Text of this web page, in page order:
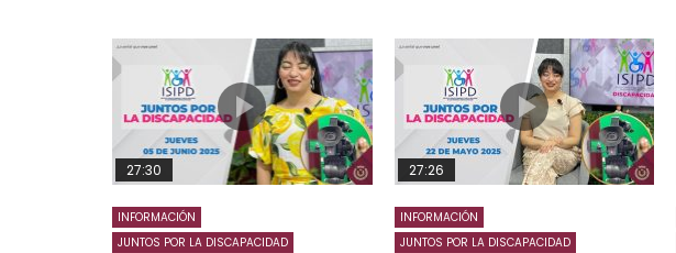
27:30
INFORMACIÓN
JUNTOS POR LA DISCAPACIDAD
27:26
INFORMACIÓN
JUNTOS POR LA DISCAPACIDAD